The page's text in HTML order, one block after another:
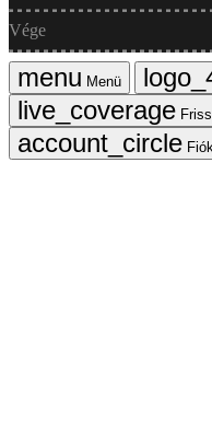
Vége
Menü
Friss
Fiók